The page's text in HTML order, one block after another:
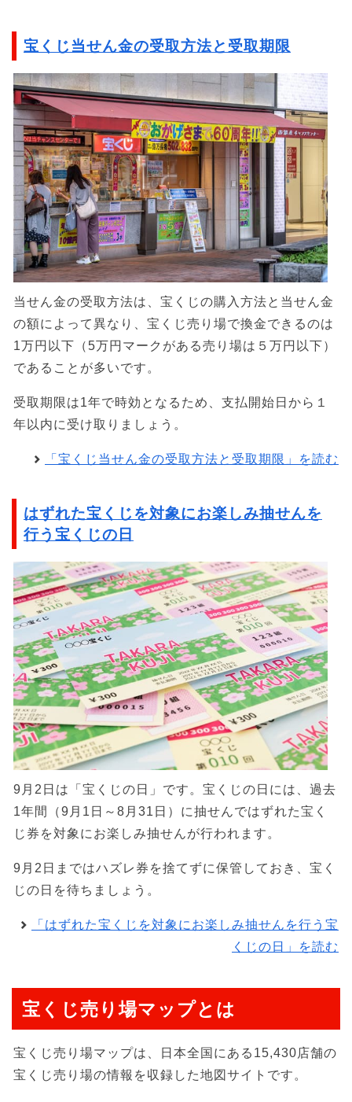
宝くじ当せん金の受取方法と受取期限
当せん金の受取方法は、宝くじの購入方法と当せん金
の額によって異なり、宝くじ売り場で換金できるのは
1万円以下（5万円マークがある売り場は５万円以下）
であることが多いです。
受取期限は1年で時効となるため、支払開始日から１
年以内に受け取りましょう。
「宝くじ当せん金の受取方法と受取期限」を読む
はずれた宝くじを対象にお楽しみ抽せんを
行う宝くじの日
9月2日は「宝くじの日」です。宝くじの日には、過去
1年間（9月1日～8月31日）に抽せんではずれた宝く
じ券を対象にお楽しみ抽せんが行われます。
9月2日まではハズレ券を捨てずに保管しておき、宝く
じの日を待ちましょう。
「はずれた宝くじを対象にお楽しみ抽せんを行う宝
くじの日」を読む
宝くじ売り場マップとは
宝くじ売り場マップは、日本全国にある15,430店舗の
宝くじ売り場の情報を収録した地図サイトです。